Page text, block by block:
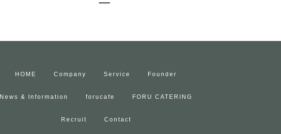
HOME Company Service Founder
News & Information forucafe FORU CATERING
Recruit Contact